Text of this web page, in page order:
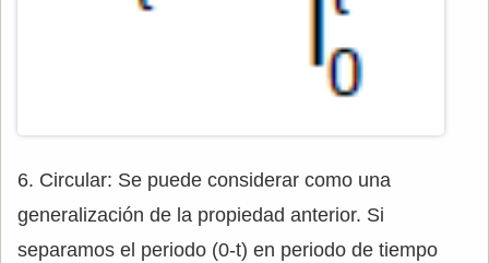
6. Circular: Se puede considerar como una
generalización de la propiedad anterior. Si
separamos el periodo (0-t) en periodo de tiempo